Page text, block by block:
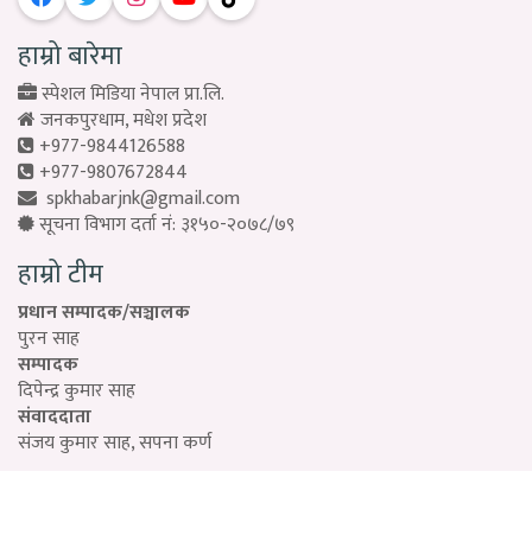
हाम्रो बारेमा
स्पेशल मिडिया नेपाल प्रा.लि.
जनकपुरधाम, मधेश प्रदेश
+977-9844126588
+977-9807672844
spkhabarjnk@gmail.com
सूचना विभाग दर्ता नं: ३१५०-२०७८/७९
हाम्रो टीम
प्रधान सम्पादक/सञ्चालक
पुरन साह
सम्पादक
दिपेन्द्र कुमार साह
संवाददाता
संजय कुमार साह, सपना कर्ण